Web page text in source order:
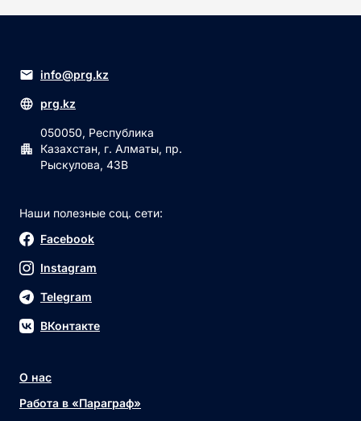
info@prg.kz
prg.kz
050050, Республика
Казахстан, г. Алматы, пр.
Рыскулова, 43В
Наши полезные соц. сети:
Facebook
Instagram
Telegram
ВКонтакте
О нас
Работа в «Параграф»